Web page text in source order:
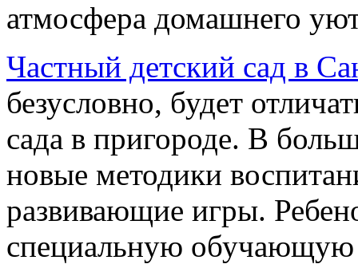
атмосфера домашнего
Частный детский сад в
безусловно, будет
сада в пригороде. В
новые методики
развивающие игры.
специальную